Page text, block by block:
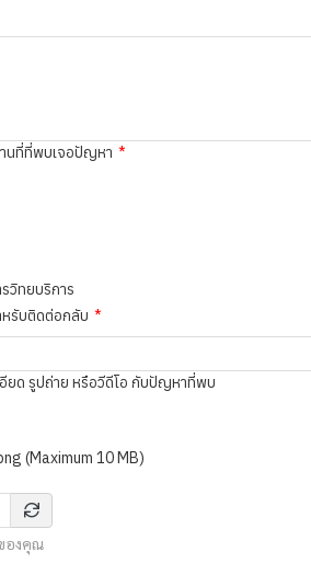
นที่ที่พบเจอปัญหา
วิทยบริการ
รับติดต่อกลับ
ยด รูปถ่าย หรือวีดีโอ กับปัญหาที่พบ
(Maximum 10 MB)
องคุณ